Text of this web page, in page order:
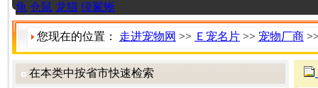
龟 仓鼠 龙猫 绿鬣蜥
您现在的位置： 走进宠物网 >> Ｅ宠名片 >> 宠物厂商
在本类中按省市快速检索